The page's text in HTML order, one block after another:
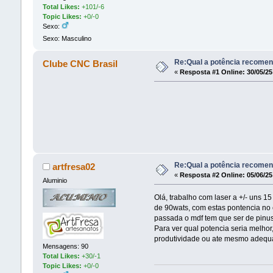
Total Likes: +101/-6
Topic Likes: +0/-0
Sexo:
Sexo: Masculino
Clube CNC Brasil Re:Qual a potência
« Resposta #1 Online: 30/05/
artfresa02
Aluminio
Mensagens: 90
Total Likes: +30/-1
Topic Likes: +0/-0
Re:Qual a potência
« Resposta #2 Online: 05/06/
Olá, trabalho com laser a +/- uns
de 90wats, com estas pontencia
passada o mdf tem que ser de
Para ver qual potencia seria
produtividade ou ate mesmo